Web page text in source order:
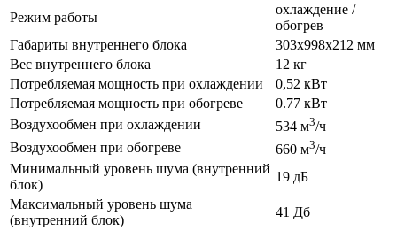
Режим работы
охлаждение /
обогрев
Габариты внутреннего блока
303х998х212 мм
Вес внутреннего блока
12 кг
Потребляемая мощность при охлаждении
0,52 кВт
Потребляемая мощность при обогреве
0.77 кВт
Воздухообмен при охлаждении
534 м3/ч
Воздухообмен при обогреве
660 м3/ч
Минимальный уровень шума (внутренний
блок)
19 дБ
Максимальный уровень шума
(внутренний блок)
41 Дб